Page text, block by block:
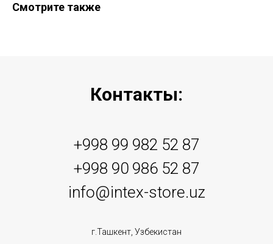
Смотрите также
Контакты:
+998 99 982 52 87
+998 90 986 52 87
info@intex-store.uz
г.Ташкент, Узбекистан